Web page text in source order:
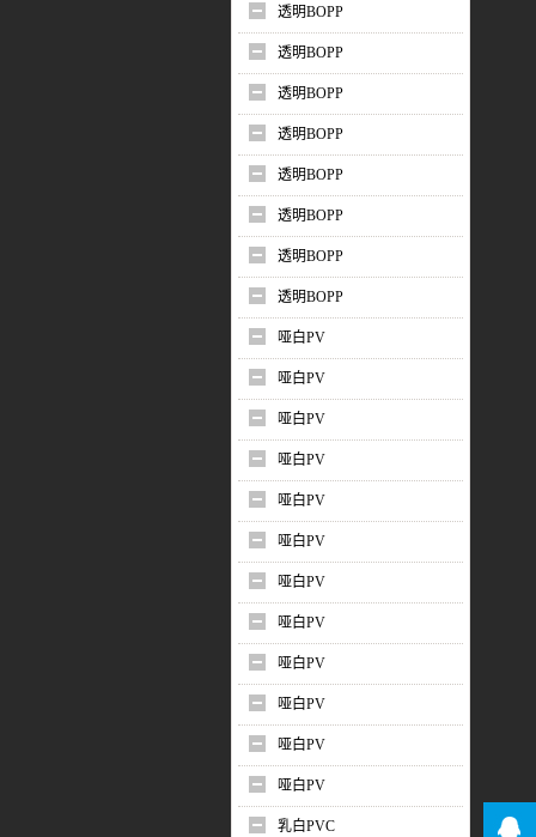
透明BOPP
透明BOPP
透明BOPP
透明BOPP
透明BOPP
透明BOPP
透明BOPP
透明BOPP
哑白PV
哑白PV
哑白PV
哑白PV
哑白PV
哑白PV
哑白PV
哑白PV
哑白PV
哑白PV
哑白PV
哑白PV
乳白PVC